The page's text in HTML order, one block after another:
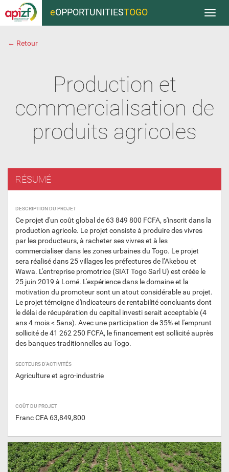
eOPPORTUNITIESTOGO
← Retour
Production et
commercialisation de
produits agricoles
RÉSUMÉ
DESCRIPTION DU PROJET
Ce projet d'un coût global de 63 849 800 FCFA, s'inscrit dans la
production agricole. Le projet consiste à produire des vivres
par les producteurs, à racheter ses vivres et à les
commercialiser dans les zones urbaines du Togo. Le projet
sera réalisé dans 25 villages les préfectures de l’Akebou et
Wawa. L'entreprise promotrice (SIAT Togo Sarl U) est créée le
25 juin 2019 à Lomé. L'expérience dans le domaine et la
motivation du promoteur sont un atout considérable au projet.
Le projet témoigne d'indicateurs de rentabilité concluants dont
le délai de récupération du capital investi serait acceptable (4
ans 4 mois < 5ans). Avec une participation de 35% et l'emprunt
sollicité de 41 262 250 FCFA, le financement est sollicité auprès
des banques traditionnelles au Togo.
SECTEURS D'ACTIVITÉS
Agriculture et agro-industrie
COÛT DU PROJET
Franc CFA 63,849,800